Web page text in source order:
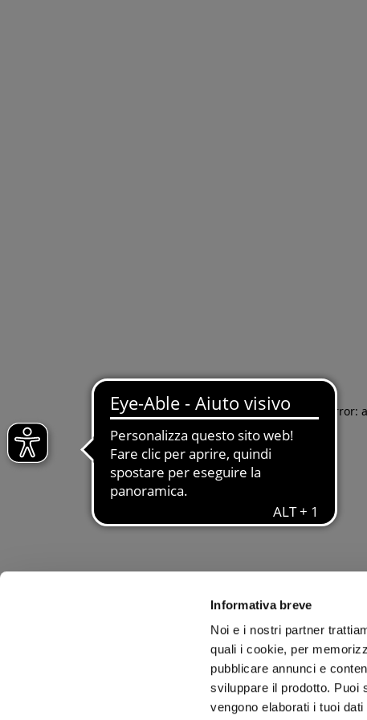
Informativa breve
Noi e i nostri partner
quali i cookie, per
pubblicare annunci e
sviluppare il prodotto. Puoi
vengono elaborati i tuoi
Application error: